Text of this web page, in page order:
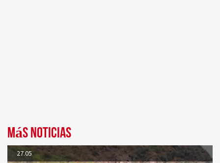
Más noticias
27.05